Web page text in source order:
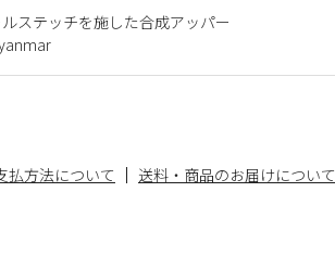
ステッチを施した合成アッパー
払方法について
送料・商品のお届けについて